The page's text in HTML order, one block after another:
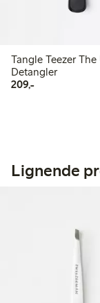
Tangle Teezer
Detangler
209,-209,00 kr
Lignende